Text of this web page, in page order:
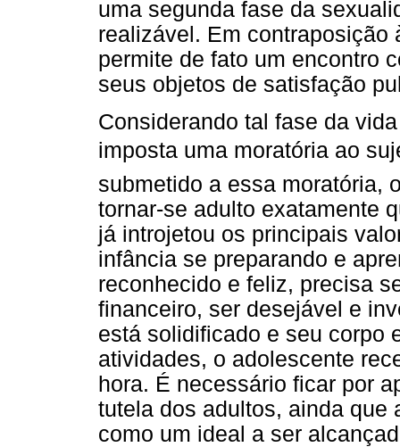
uma segunda fase da
realizável. Em
permite de fato um encontro
seus objetos de satisfação
Considerando tal fase da
imposta uma moratória ao
submetido a essa moratória,
tornar-se adulto exatamente
já introjetou os principais
infância se preparando e
reconhecido e feliz, precisa
financeiro, ser desejável e
está solidificado e seu corpo
atividades, o adolescente
hora. É necessário ficar por
tutela dos adultos, ainda que
como um ideal a ser